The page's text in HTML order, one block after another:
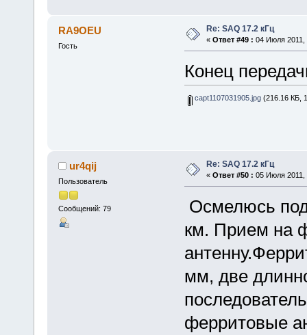
RA9OEU
Гость
Re: SAQ 17.2 кГц
« Ответ #49 : 04 Июля 2011,
Конец
capt1107031905.jpg(216.16 КБ,
ur4qij
Пользователь
Сообщений: 79
Re: SAQ 17.2 кГц
« Ответ #50 : 05 Июля 2011,
Осмелюсь
км. Прием на
мм, две
ферритовые